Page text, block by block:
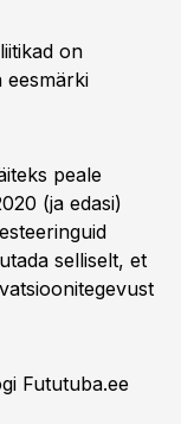
on
eesmärki
peale
(ja edasi)
selliselt, et
Fututuba.ee